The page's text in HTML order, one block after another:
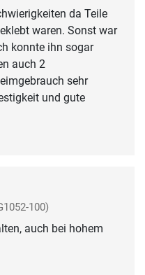
da Teile
waren. Sonst war
konnte ihn sogar
auch 2
sehr
und gute
100)
auch bei hohem